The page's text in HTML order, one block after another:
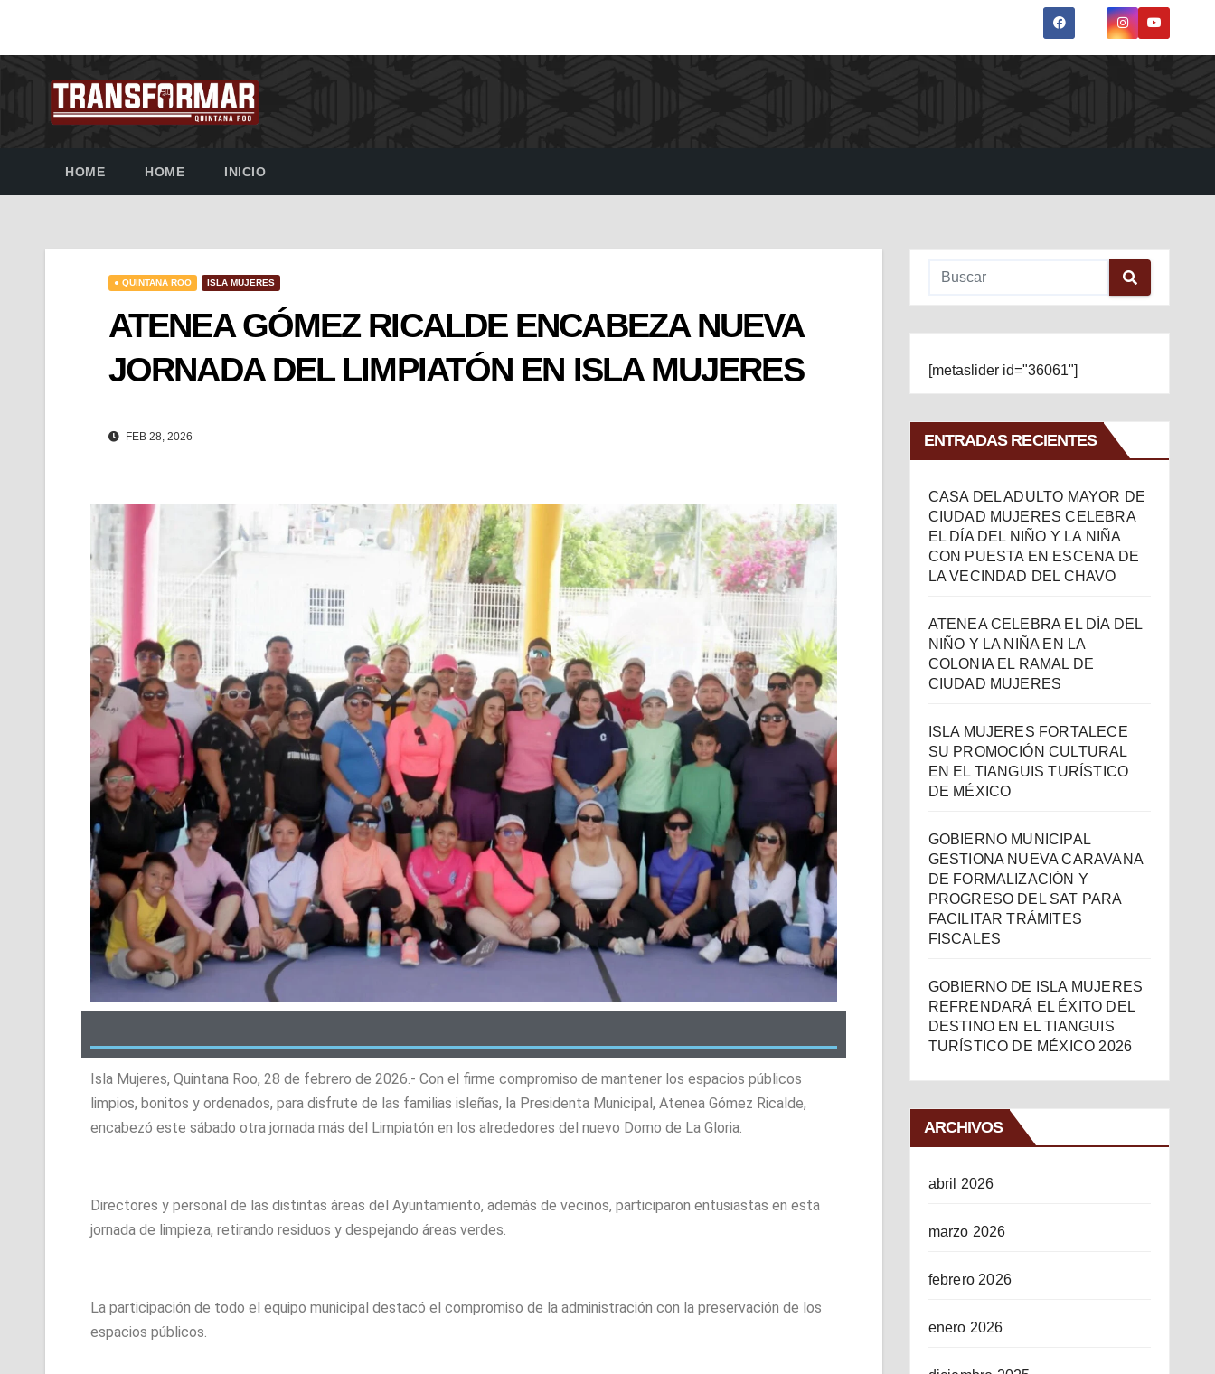
HOME HOME INICIO
● QUINTANA ROO ISLA MUJERES
ATENEA GÓMEZ RICALDE ENCABEZA NUEVA
JORNADA DEL LIMPIATÓN EN ISLA MUJERES
FEB 28, 2026
Isla Mujeres, Quintana Roo, 28 de febrero de 2026.- Con el firme compromiso de mantener los espacios públicos
limpios, bonitos y ordenados, para disfrute de las familias isleñas, la Presidenta Municipal, Atenea Gómez Ricalde,
encabezó este sábado otra jornada más del Limpiatón en los alrededores del nuevo Domo de La Gloria.
Directores y personal de las distintas áreas del Ayuntamiento, además de vecinos, participaron entusiastas en esta
jornada de limpieza, retirando residuos y despejando áreas verdes.
La participación de todo el equipo municipal destacó el compromiso de la administración con la preservación de los
espacios públicos.
[metaslider id="36061"]
ENTRADAS RECIENTES
CASA DEL ADULTO MAYOR DE
CIUDAD MUJERES CELEBRA
EL DÍA DEL NIÑO Y LA NIÑA
CON PUESTA EN ESCENA DE
LA VECINDAD DEL CHAVO
ATENEA CELEBRA EL DÍA DEL
NIÑO Y LA NIÑA EN LA
COLONIA EL RAMAL DE
CIUDAD MUJERES
ISLA MUJERES FORTALECE
SU PROMOCIÓN CULTURAL
EN EL TIANGUIS TURÍSTICO
DE MÉXICO
GOBIERNO MUNICIPAL
GESTIONA NUEVA CARAVANA
DE FORMALIZACIÓN Y
PROGRESO DEL SAT PARA
FACILITAR TRÁMITES
FISCALES
GOBIERNO DE ISLA MUJERES
REFRENDARÁ EL ÉXITO DEL
DESTINO EN EL TIANGUIS
TURÍSTICO DE MÉXICO 2026
ARCHIVOS
abril 2026
marzo 2026
febrero 2026
enero 2026